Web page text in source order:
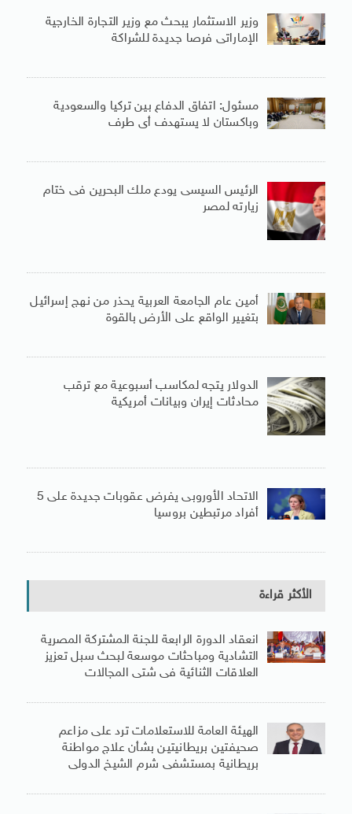
وزير الاستثمار يبحث مع وزير التجارة الخارجية
الإماراتى فرصا جديدة للشراكة
مسئول: اتفاق الدفاع بين تركيا والسعودية
وباكستان لا يستهدف أى طرف
الرئيس السيسى يودع ملك البحرين فى ختام
زيارته لمصر
أمين عام الجامعة العربية يحذر من نهج إسرائيل
بتغيير الواقع على الأرض بالقوة
الدولار يتجه لمكاسب أسبوعية مع ترقب
محادثات إيران وبيانات أمريكية
الاتحاد الأوروبى يفرض عقوبات جديدة على 5
أفراد مرتبطين بروسيا
الأكثر قراءة
انعقاد الدورة الرابعة للجنة المشتركة المصرية
التشادية ومباحثات موسعة لبحث سبل تعزيز
العلاقات الثنائية فى شتى المجالات
الهيئة العامة للاستعلامات ترد على مزاعم
صحيفتين بريطانيتين بشأن علاج مواطنة
بريطانية بمستشفى شرم الشيخ الدولى